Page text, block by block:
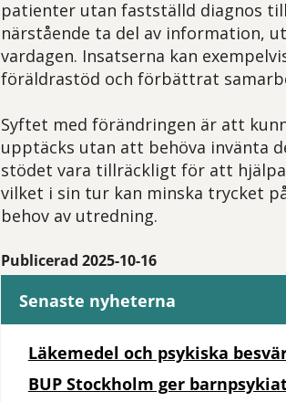
patienter utan fastställd diagnos
närstående ta del av information,
vardagen. Insatserna kan
föräldrastöd och förbättrat
Syftet med förändringen är att
upptäcks utan att behöva invänta
stödet vara tillräckligt för att
vilket i sin tur kan minska trycket
behov av utredning.
Publicerad 2025-10-16
Senaste nyheterna
Läkemedel och psykiska
BUP Stockholm ger